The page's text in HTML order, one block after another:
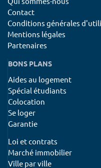
Contact
Conditions générales
Mentions légales
Partenaires
BONS PLANS
Aides au logement
Spécial étudiants
Colocation
Se loger
Garantie
Loi et contrats
Marché immobilier
Ville par ville